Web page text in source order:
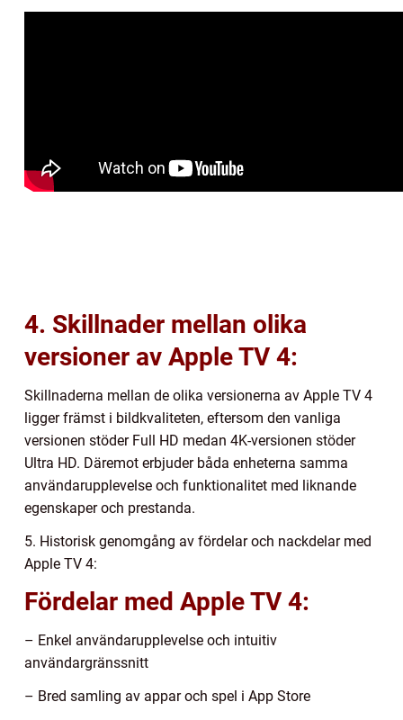
4. Skillnader mellan olika
versioner av Apple TV 4:
Skillnaderna mellan de olika versionerna av Apple TV 4
ligger främst i bildkvaliteten, eftersom den vanliga
versionen stöder Full HD medan 4K-versionen stöder
Ultra HD. Däremot erbjuder båda enheterna samma
användarupplevelse och funktionalitet med liknande
egenskaper och prestanda.
5. Historisk genomgång av fördelar och nackdelar med
Apple TV 4:
Fördelar med Apple TV 4:
– Enkel användarupplevelse och intuitiv
användargränssnitt
– Bred samling av appar och spel i App Store